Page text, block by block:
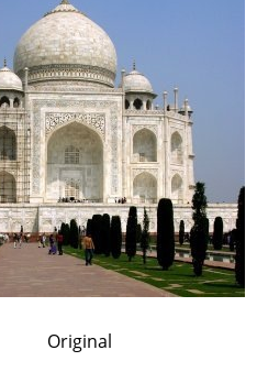
Original